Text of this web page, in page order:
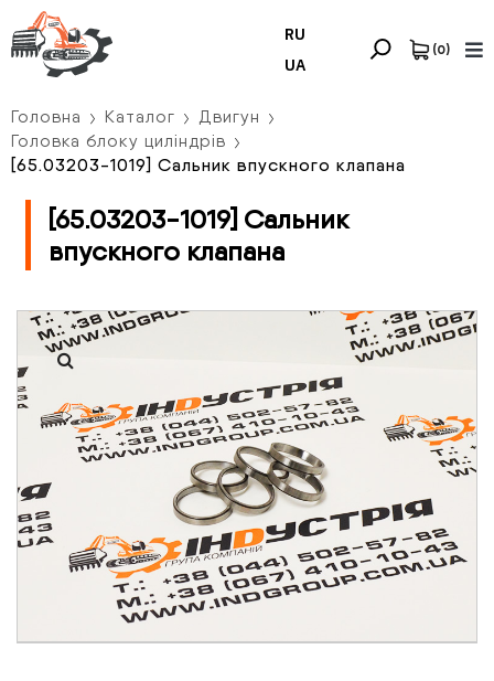
RU
UA
(0)
Головна Каталог
Двигун
Головка блоку циліндрів
[65.03203-1019] Сальник впускного клапана
[65.03203-1019] Сальник
впускного клапана